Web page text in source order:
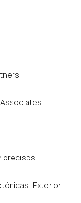
precisos
Exterior